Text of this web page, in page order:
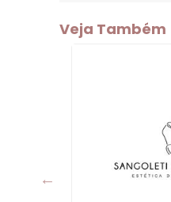
Veja Também